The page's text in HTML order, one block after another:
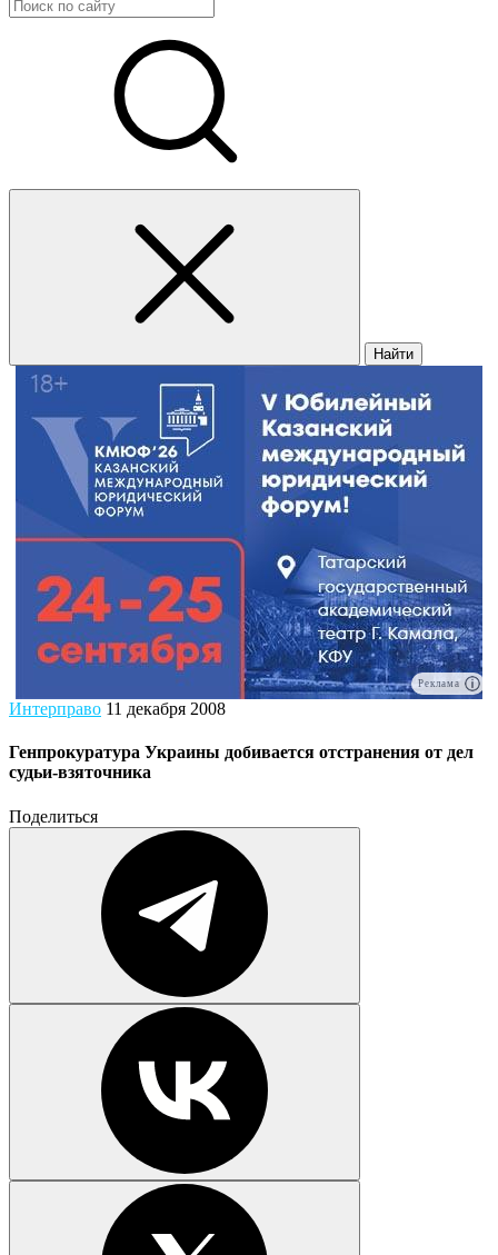
Найти
Реклама
Интерправо 11 декабря 2008
Генпрокуратура Украины добивается отстранения от дел
судьи-взяточника
Поделиться